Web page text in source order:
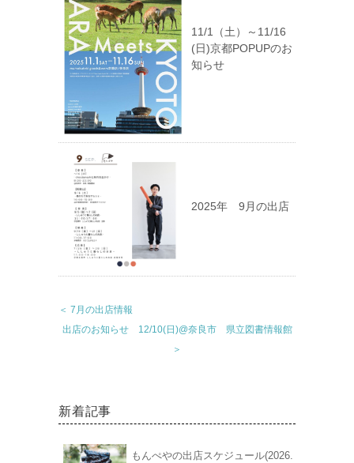
11/1（土）～11/16
(日)京都POPUPのお
知らせ
2025年 9月の出店
＜ 7月の出店情報
出店のお知らせ 12/10(日)@奈良市 県立図書情報館
＞
新着記事
もんぺやの出店スケジュール(2026.